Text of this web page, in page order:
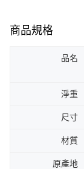
商品規格
品名
淨重
尺寸
材質
原產地